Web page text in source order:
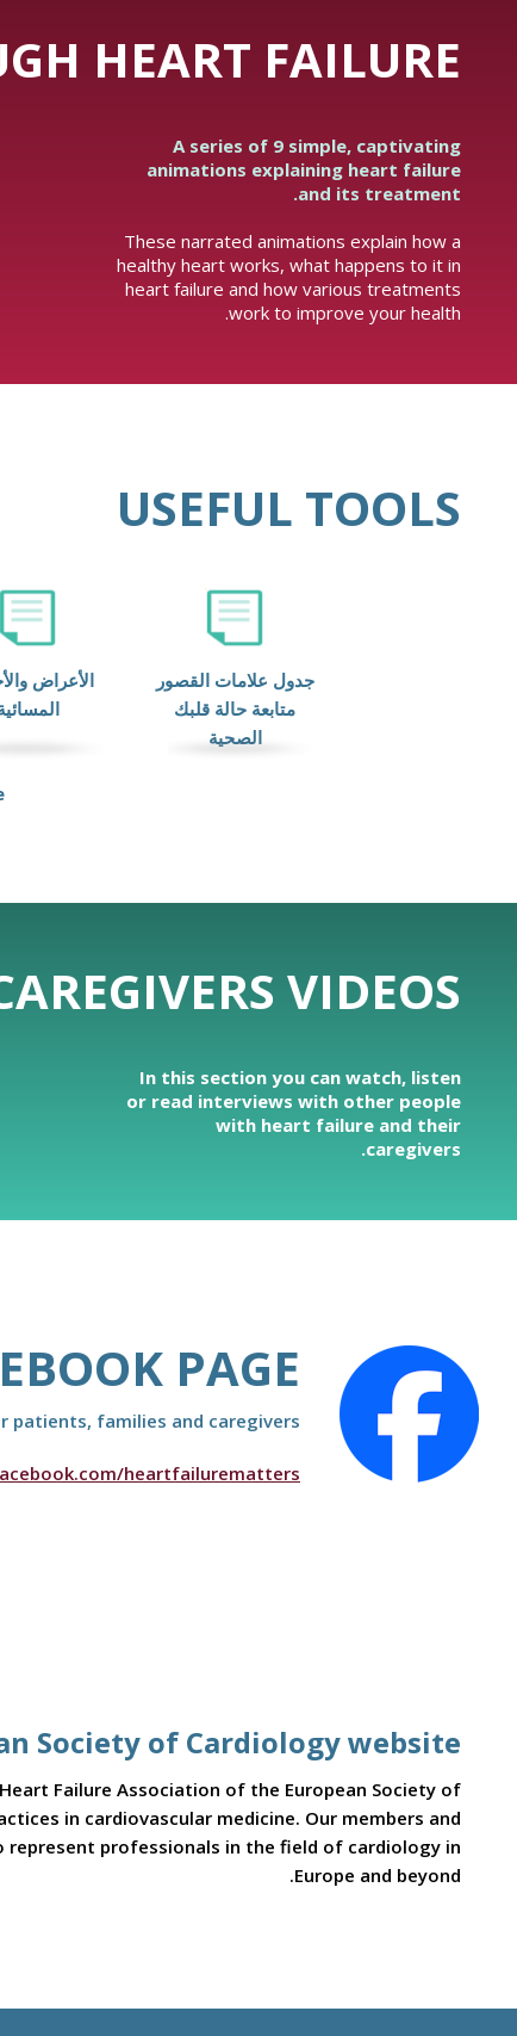
HEART FAILURE
A series of 9 simple, captivating
animations explaining heart failure
and its treatment.
These narrated animations explain how a
healthy heart works, what happens to it in
heart failure and how various treatments
work to improve your health.
USEFUL TOOLS
جدول علامات القصور
متابعة حالة قلبك
الصحية
الأعراض
VIDEOS
In this section you can watch, listen
or read interviews with other people
with heart failure and their
caregivers.
PAGE
patients, families and caregivers.
heartfailurematters
Society of Cardiology website
Failure Association of the European Society of
in cardiovascular medicine. Our members and
professionals in the field of cardiology in
Europe and beyond.